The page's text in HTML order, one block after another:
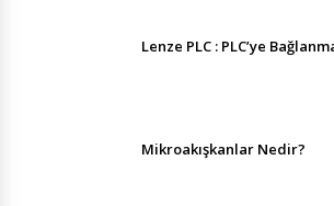
Lenze PLC : PLC’ye
Mikroakışkanlar Nedir?